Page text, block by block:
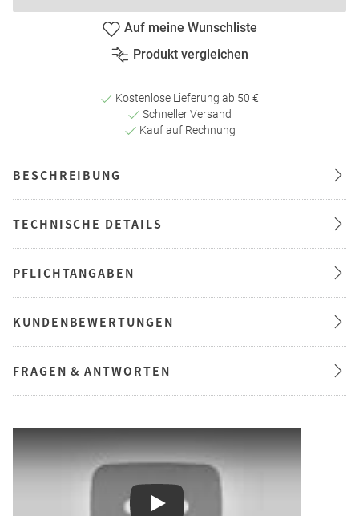
Auf meine Wunschliste
Produkt vergleichen
Kostenlose Lieferung ab 50 €
Schneller Versand
Kauf auf Rechnung
BESCHREIBUNG
TECHNISCHE DETAILS
PFLICHTANGABEN
KUNDENBEWERTUNGEN
FRAGEN & ANTWORTEN
Play